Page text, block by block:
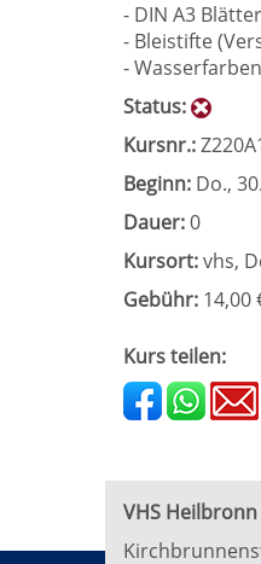
- DIN A3 Blätter
- Bleistifte
-
Status:
Kursnr.:
Beginn: Do.,
Dauer:0
Kursort:vhs,
Gebühr: 14,00
Kurs teilen:
VHS Heilbronn